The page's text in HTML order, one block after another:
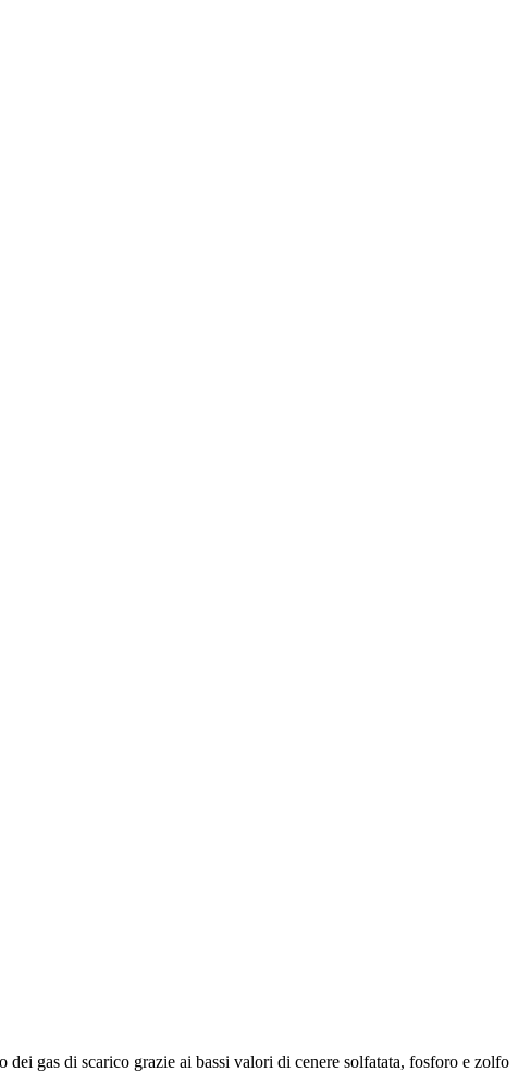
gas di scarico grazie ai bassi valori di cenere solfatata, fosforo e zolfo